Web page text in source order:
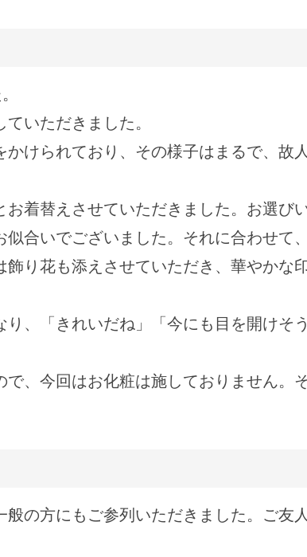
いただきました。
けられており、その様子はまるで、故
着替えさせていただきました。お選び
合いでございました。それに合わせて
り花も添えさせていただき、華やかな
、「きれいだね」「今にも目を開けそう
、今回はお化粧は施しておりません。
の方にもご参列いただきました。ご友